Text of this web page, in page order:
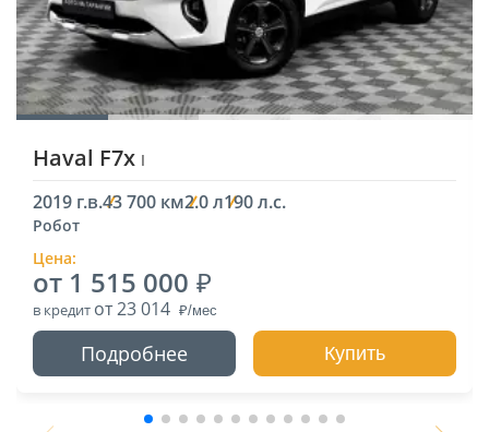
Haval F7x I
2019 г.в.43 700 км2.0 л190 л.с.
Робот
Цена:
от 1 515 000
в кредит от 23 014
Подробнее Купить